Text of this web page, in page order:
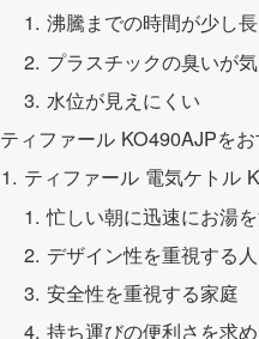
沸騰までの時間が少し
プラスチックの臭いが
水位が見えにくい
ティファール KO490AJPを
ティファール 電気ケトル
忙しい朝に迅速にお湯
デザイン性を重視する人
安全性を重視する家庭
持ち運びの便利さを求